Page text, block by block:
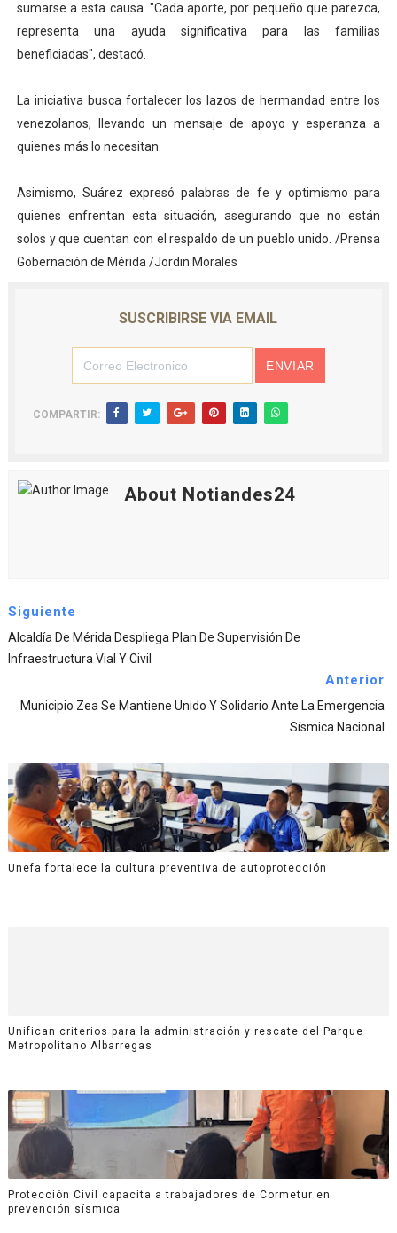
sumarse a esta causa. "Cada aporte, por pequeño que parezca,
representa una ayuda significativa para las familias
beneficiadas", destacó.
La iniciativa busca fortalecer los lazos de hermandad entre los
venezolanos, llevando un mensaje de apoyo y esperanza a
quienes más lo necesitan.
Asimismo, Suárez expresó palabras de fe y optimismo para
quienes enfrentan esta situación, asegurando que no están
solos y que cuentan con el respaldo de un pueblo unido. /Prensa
Gobernación de Mérida /Jordin Morales
SUSCRIBIRSE VIA EMAIL
COMPARTIR:
About Notiandes24
Siguiente
Alcaldía De Mérida Despliega Plan De Supervisión De
Infraestructura Vial Y Civil
Anterior
Municipio Zea Se Mantiene Unido Y Solidario Ante La Emergencia
Sísmica Nacional
Unefa fortalece la cultura preventiva de autoprotección
Unifican criterios para la administración y rescate del Parque
Metropolitano Albarregas
Protección Civil capacita a trabajadores de Cormetur en
prevención sísmica